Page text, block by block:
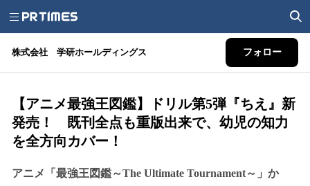
株式会社 学研ホールディングス フォロー
【アニメ最強王図鑑】ドリル第5弾『ちえ』新
発売！ 既刊全点も重版出来で、幼児の知力
を全方向カバー！
アニメ「最強王図鑑～The Ultimate Tournament～」か